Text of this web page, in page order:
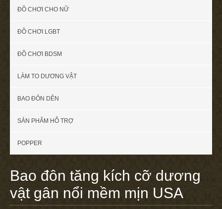
ĐỒ CHƠI CHO NỮ
ĐỒ CHƠI LGBT
ĐỒ CHƠI BDSM
LÀM TO DƯƠNG VẬT
BAO ĐÔN DÊN
SẢN PHẨM HỖ TRỢ
POPPER
Bao đôn tăng kích cỡ dương
vật gân nổi mềm mịn USA